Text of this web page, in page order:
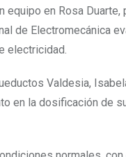
en Rosa
de Electromecánica
electricidad.
Valdesia,
en la dosificación de